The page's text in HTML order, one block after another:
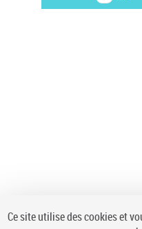
Statut de la notice
Ce site utilise des cookies et